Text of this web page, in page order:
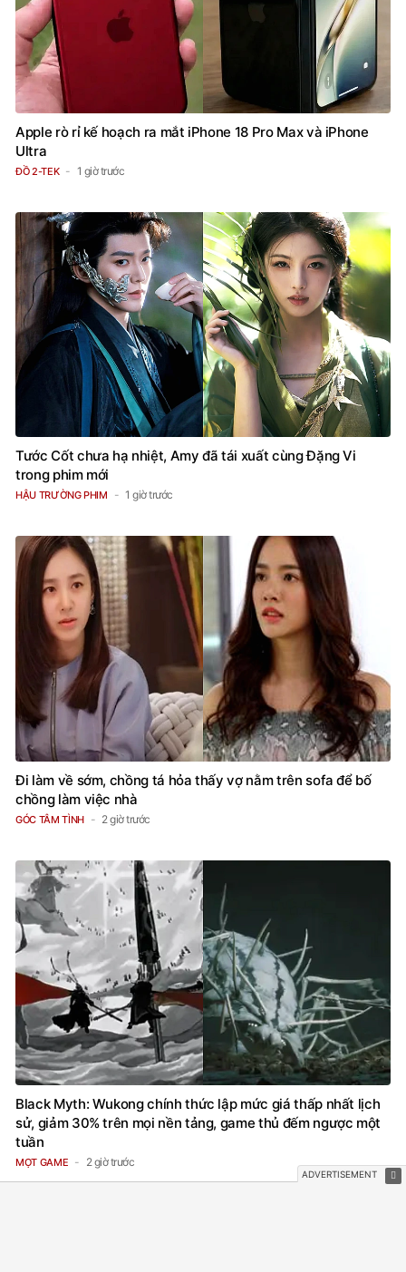
Apple rò rỉ kế hoạch ra mắt iPhone 18 Pro Max và iPhone
Ultra
ĐỒ 2-TEK 1 giờ trước
Tước Cốt chưa hạ nhiệt, Amy đã tái xuất cùng Đặng Vi
trong phim mới
HẬU TRƯỜNG PHIM 1 giờ trước
Đi làm về sớm, chồng tá hỏa thấy vợ nằm trên sofa để bố
chồng làm việc nhà
GÓC TÂM TÌNH 2 giờ trước
Black Myth: Wukong chính thức lập mức giá thấp nhất lịch
sử, giảm 30% trên mọi nền tảng, game thủ đếm ngược một
tuần
MỌT GAME 2 giờ trước